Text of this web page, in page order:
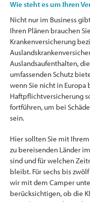
Wie steht es um Ihren
Nicht nur im Business
Ihren Plänen brauchen
Krankenversicherung
Auslandsaufenthalten,
umfassenden Schutz
wenn Sie nicht in
Haftpflichtversicherung
fortführen, um bei
sein.
Hier sollten Sie mit
zu bereisenden Länder
sind und für welchen
bleibt. Für sechs bis
wir mit dem Camper
berücksichtigen, ob die